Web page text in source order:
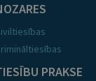
PRAKSE